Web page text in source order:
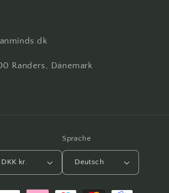
Randers, Dänemark
Dänemark | DKK kr.
Sprache
Deutsch